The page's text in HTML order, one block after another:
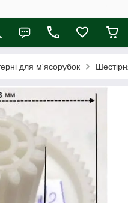
для м'ясорубок